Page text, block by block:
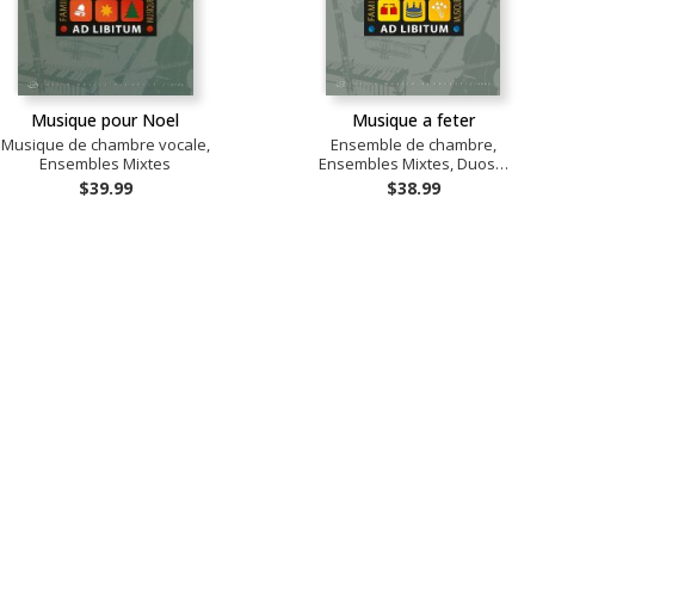
Musique pour Noel
Musique de chambre vocale,
Ensembles Mixtes
$39.99
Musique a feter
Ensemble de chambre,
Ensembles Mixtes, Duos…
$38.99